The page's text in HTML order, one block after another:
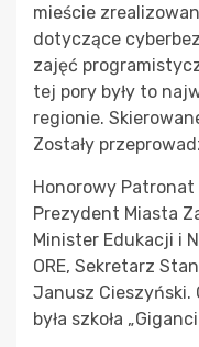
mieście
dotyczące
zajęć
tej pory były to
regionie.
Zostały
Honorowy Patronat
Prezydent Miasta
Minister Edukacji i
ORE, Sekretarz
Janusz Cieszyński.
była szkoła